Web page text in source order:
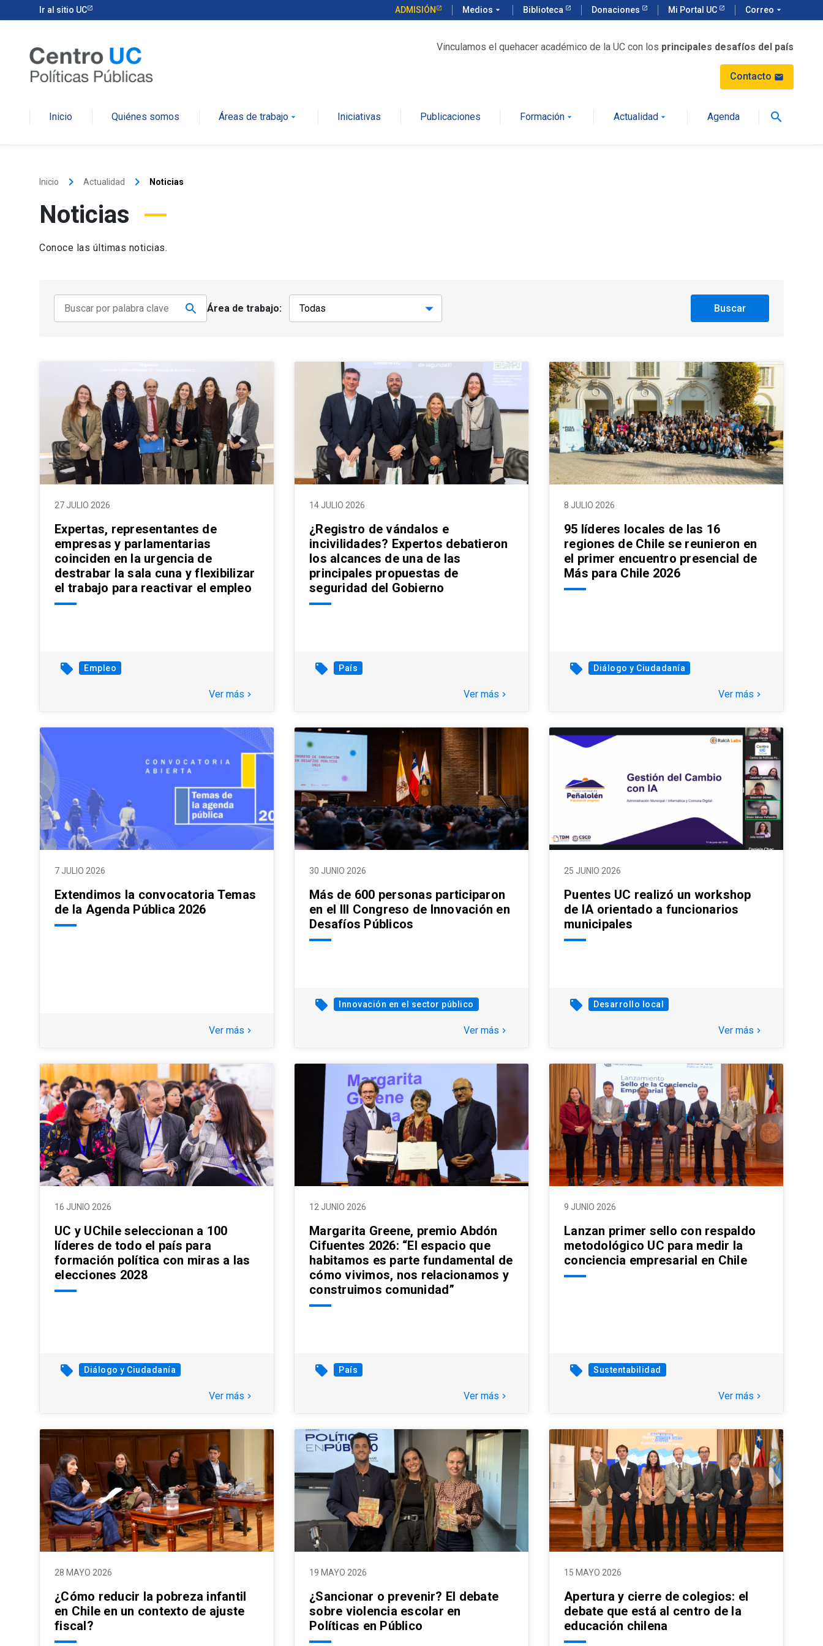
Ir al sitio UC ADMISIÓN Medios arrow_drop_down Biblioteca Donaciones Mi Portal UC Correo arrow_drop_down
Vinculamos el quehacer académico de la UC con los principales desafíos del país
Contacto mail
Inicio Quiénes somos Áreas de trabajo arrow_drop_down Iniciativas Publicaciones Formaciónarrow_drop_down Actualidad arrow_drop_down Agenda search
Inicio keyboard_arrow_right Actualidad keyboard_arrow_right Noticias
Noticias
Conoce las últimas noticias.
Área de trabajo: Buscar
27 JULIO 2026
Expertas, representantes de
empresas y parlamentarias
coinciden en la urgencia de
destrabar la sala cuna y flexibilizar
el trabajo para reactivar el empleo
local_offer Empleo
Ver más keyboard_arrow_right
14 JULIO 2026
¿Registro de vándalos e
incivilidades? Expertos debatieron
los alcances de una de las
principales propuestas de
seguridad del Gobierno
local_offer País
Ver más keyboard_arrow_right
8 JULIO 2026
95 líderes locales de las 16
regiones de Chile se reunieron en
el primer encuentro presencial de
Más para Chile 2026
local_offer Diálogo y Ciudadanía
Ver más keyboard_arrow_right
7 JULIO 2026
Extendimos la convocatoria Temas
de la Agenda Pública 2026
Ver más keyboard_arrow_right
30 JUNIO 2026
Más de 600 personas participaron
en el III Congreso de Innovación en
Desafíos Públicos
local_offer Innovación en el sector público
Ver más keyboard_arrow_right
25 JUNIO 2026
Puentes UC realizó un workshop
de IA orientado a funcionarios
municipales
local_offer Desarrollo local
Ver más keyboard_arrow_right
16 JUNIO 2026
UC y UChile seleccionan a 100
líderes de todo el país para
formación política con miras a las
elecciones 2028
local_offer Diálogo y Ciudadanía
Ver más keyboard_arrow_right
12 JUNIO 2026
Margarita Greene, premio Abdón
Cifuentes 2026: “El espacio que
habitamos es parte fundamental de
cómo vivimos, nos relacionamos y
construimos comunidad”
local_offer País
Ver más keyboard_arrow_right
9 JUNIO 2026
Lanzan primer sello con respaldo
metodológico UC para medir la
conciencia empresarial en Chile
local_offer Sustentabilidad
Ver más keyboard_arrow_right
28 MAYO 2026
¿Cómo reducir la pobreza infantil
en Chile en un contexto de ajuste
fiscal?
19 MAYO 2026
¿Sancionar o prevenir? El debate
sobre violencia escolar en
Políticas en Público
15 MAYO 2026
Apertura y cierre de colegios: el
debate que está al centro de la
educación chilena